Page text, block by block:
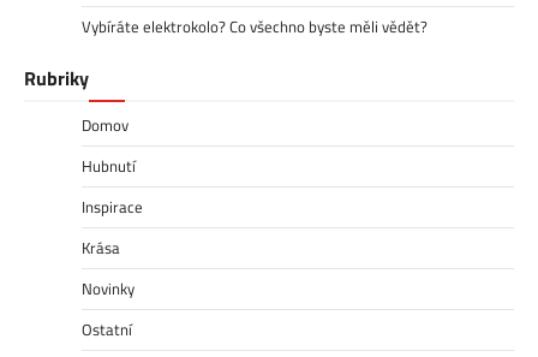
Vybíráte elektrokolo? Co všechno byste měli vědět?
Rubriky
Domov
Hubnutí
Inspirace
Krása
Novinky
Ostatní